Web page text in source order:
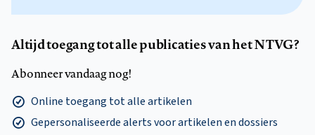
Altijd toegang tot alle publicaties van het NTVG?
Abonneer vandaag nog!
Online toegang tot alle artikelen
Gepersonaliseerde alerts voor artikelen en dossiers